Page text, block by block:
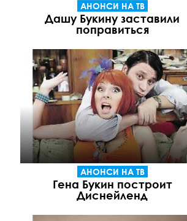
АНОНСИ НА ТВ
Дашу Букину заставили
поправиться
АНОНСИ НА ТВ
Гена Букин построит
Диснейленд